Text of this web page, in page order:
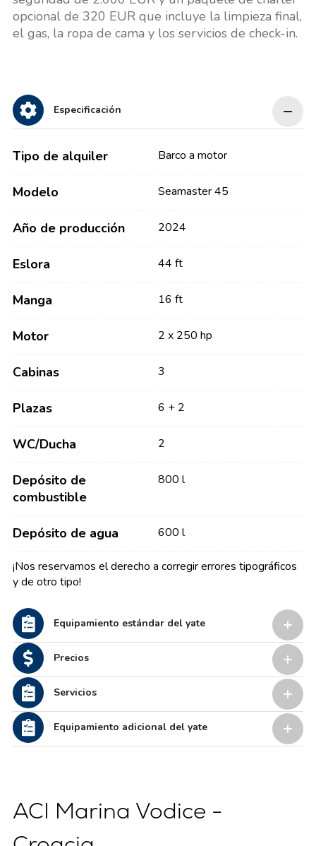
opcional de 320 EUR que incluye la limpieza final,
el gas, la ropa de cama y los servicios de check-in.
Especificación
Tipo de alquiler Barco a motor
Modelo Seamaster 45
Año de producción 2024
Eslora 44 ft
Manga 16 ft
Motor 2 x 250 hp
Cabinas 3
Plazas 6 + 2
WC/Ducha 2
Depósito de
combustible
800 l
Depósito de agua 600 l
¡Nos reservamos el derecho a corregir errores tipográficos
y de otro tipo!
Equipamiento estándar del yate
Precios
Servicios
Equipamiento adicional del yate
ACI Marina Vodice -